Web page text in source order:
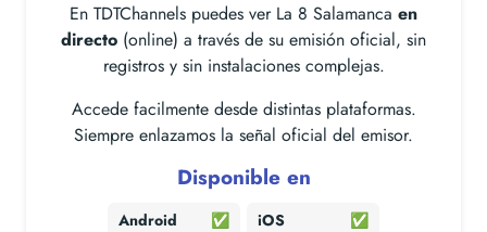
En TDTChannels puedes ver La 8 Salamanca en
directo (online) a través de su emisión oficial, sin
registros y sin instalaciones complejas.
Accede facilmente desde distintas plataformas.
Siempre enlazamos la señal oficial del emisor.
Disponible en
Android ✅ iOS ✅